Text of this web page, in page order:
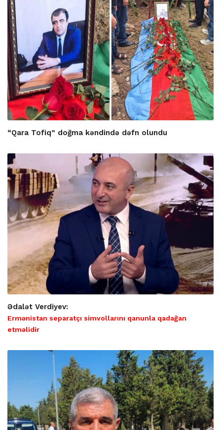
“Qara Tofiq” doğma kəndində dəfn olundu
Ədalət Verdiyev:
Ermənistan separatçı simvollarını qanunla qadağan
etməlidir